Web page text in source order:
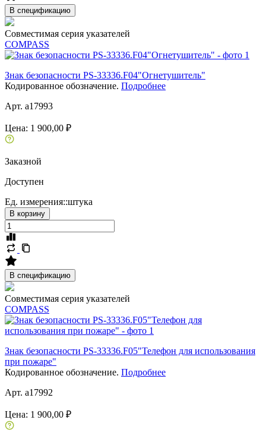
В спецификацию
Совместимая серия указателей
COMPASS
Знак безопасности PS-33336.F04"Огнетушитель"
Кодированное обозначение. Подробнее
Арт. a17993
Цена: 1 900,00 ₽
Заказной
Доступен
Ед. измерения::штука
В корзину
В спецификацию
Совместимая серия указателей
COMPASS
Знак безопасности PS-33336.F05"Телефон для использования
при пожаре"
Кодированное обозначение. Подробнее
Арт. a17992
Цена: 1 900,00 ₽